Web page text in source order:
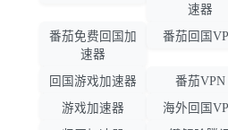
速器
番茄免费回国加
速器
番茄回国
回国游戏加速器
番茄VPN
游戏加速器
海外回国